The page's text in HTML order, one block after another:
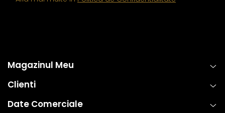
Magazinul Meu
Clienti
Date Comerciale